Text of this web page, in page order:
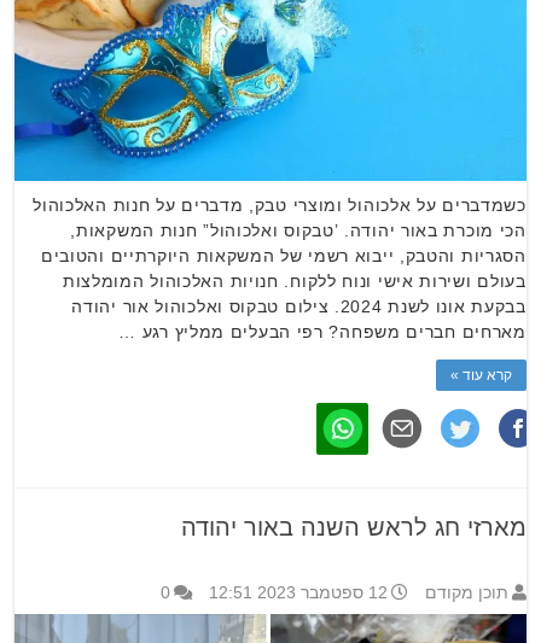
כשמדברים על אלכוהול ומוצרי טבק, מדברים על חנות האלכוהול
הכי מוכרת באור יהודה. ’טבקוס ואלכוהול” חנות המשקאות,
הסגריות והטבק, ייבוא רשמי של המשקאות היוקרתיים והטובים
בעולם ושירות אישי ונוח ללקוח. חנויות האלכוהול המומלצות
בבקעת אונו לשנת 2024. צילום טבקוס ואלכוהול אור יהודה
מארחים חברים משפחה? רפי הבעלים ממליץ רגע …
קרא עוד »
מארזי חג לראש השנה באור יהודה
תוכן מקודם 12 ספטמבר 2023 12:51 0